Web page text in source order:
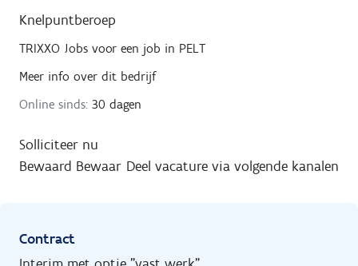
Knelpuntberoep
TRIXXO Jobs voor een job in PELT
Meer info over dit bedrijf
Online sinds: 30 dagen
Solliciteer nu
Bewaard Bewaar Deel vacature via volgende kanalen
Contract